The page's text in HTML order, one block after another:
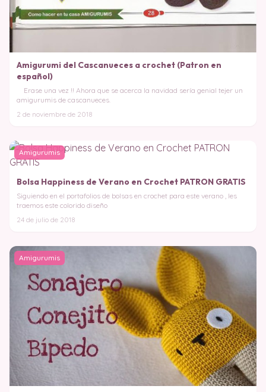
Amigurumi del Cascanueces a crochet (Patron en
español)
Erase una vez !! Ahora que se acerca la navidad sería genial tejer un
amigurumis de cascanueces.
2 de noviembre de 2018
Amigurumis
Bolsa Happiness de Verano en Crochet PATRON GRATIS
Siguiendo en el portafolios de bolsas en crochet para este verano , les
traemos este colorido diseño
24 de julio de 2018
Amigurumis